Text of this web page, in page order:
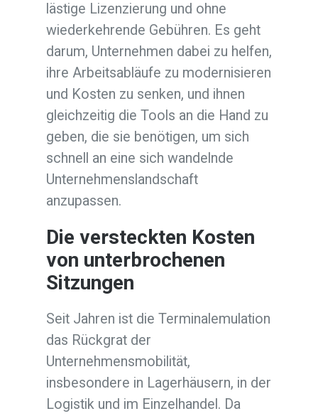
lästige Lizenzierung und ohne
wiederkehrende Gebühren. Es geht
darum, Unternehmen dabei zu helfen,
ihre Arbeitsabläufe zu modernisieren
und Kosten zu senken, und ihnen
gleichzeitig die Tools an die Hand zu
geben, die sie benötigen, um sich
schnell an eine sich wandelnde
Unternehmenslandschaft
anzupassen.
Die versteckten Kosten
von unterbrochenen
Sitzungen
Seit Jahren ist die Terminalemulation
das Rückgrat der
Unternehmensmobilität,
insbesondere in Lagerhäusern, in der
Logistik und im Einzelhandel. Da